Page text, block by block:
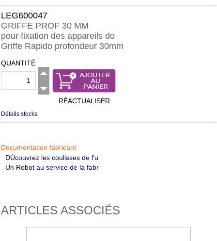
LEG600047
GRIFFE PROF 30 MM
pour fixation des appareils do
Griffe Rapido profondeur 30mm
QUANTITÉ
RÉACTUALISER
Détails stocks
Documentation fabricant
DÚcouvrez les coulisses de l'u
Un Robot au service de la fabr
ARTICLES ASSOCIÉS